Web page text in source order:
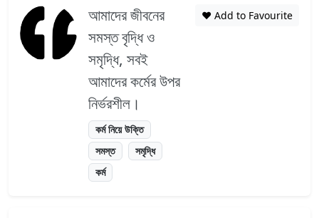
আমাদের জীবনের
সমস্ত বৃদ্ধি ও
সমৃদ্ধি, সবই
আমাদের কর্মের উপর
নির্ভরশীল।
কর্ম নিয়ে উক্তি
সমস্ত
সমৃদ্ধি
কর্ম
❤️ Add to Favourite